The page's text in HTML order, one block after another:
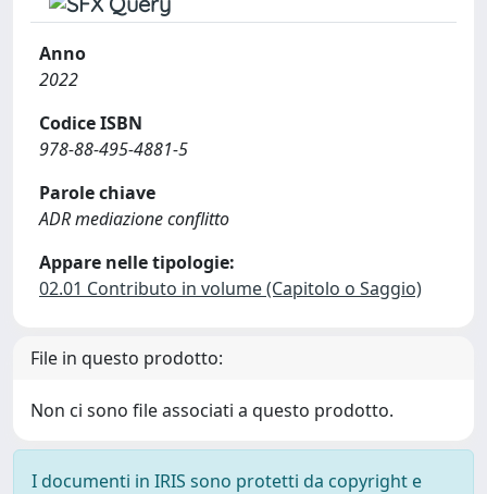
Anno
2022
Codice ISBN
978-88-495-4881-5
Parole chiave
ADR mediazione conflitto
Appare nelle tipologie:
02.01 Contributo in volume (Capitolo o Saggio)
File in questo prodotto:
Non ci sono file associati a questo prodotto.
I documenti in IRIS sono protetti da copyright e